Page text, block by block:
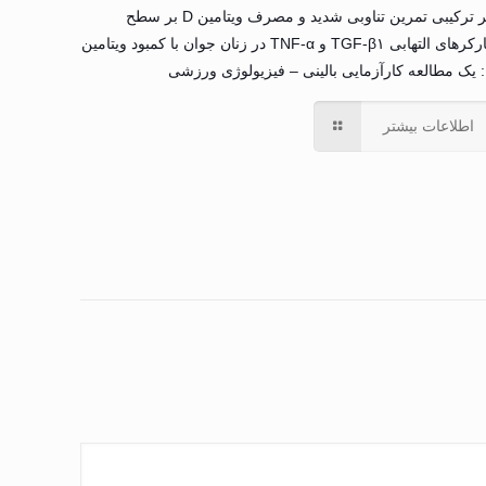
اثر ترکیبی تمرین تناوبی شدید و مصرف ویتامین D بر سطح
مارکرهای التهابی TGF-β۱ و TNF-α در زنان جوان با کمبود ویتامین
اطلاعات بیشتر